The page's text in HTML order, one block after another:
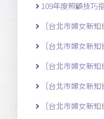
109年度照顧技巧
［台北市婦女新
［台北市婦女新
［台北市婦女新
［台北市婦女新
［台北市婦女新